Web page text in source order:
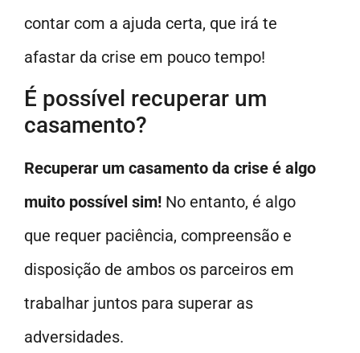
contar com a ajuda certa, que irá te
afastar da crise em pouco tempo!
É possível recuperar um
casamento?
Recuperar um casamento da crise é algo
muito possível sim! No entanto, é algo
que requer paciência, compreensão e
disposição de ambos os parceiros em
trabalhar juntos para superar as
adversidades.